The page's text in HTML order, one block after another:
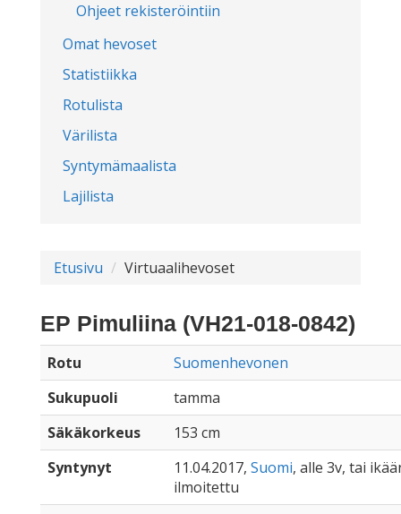
Ohjeet rekisteröintiin
Omat hevoset
Statistiikka
Rotulista
Värilista
Syntymämaalista
Lajilista
Etusivu Virtuaalihevoset
EP Pimuliina (VH21-018-0842)
Rotu
Suomenhevonen
Sukupuoli
tamma
Säkäkorkeus
153 cm
Syntynyt
11.04.2017, Suomi, alle 3v, tai
ilmoitettu